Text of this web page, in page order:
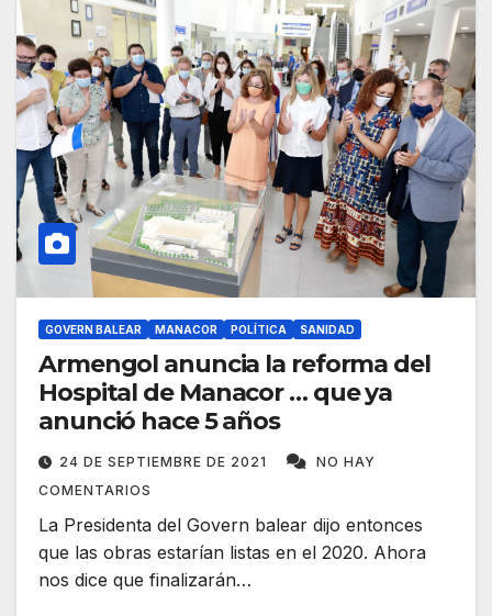
GOVERN BALEAR MANACOR POLÍTICA SANIDAD
Armengol anuncia la reforma del
Hospital de Manacor … que ya
anunció hace 5 años
24 DE SEPTIEMBRE DE 2021
NO HAY
COMENTARIOS
La Presidenta del Govern balear dijo entonces
que las obras estarían listas en el 2020. Ahora
nos dice que finalizarán…